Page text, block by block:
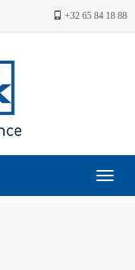
+32 65 84 18 88
Toggle